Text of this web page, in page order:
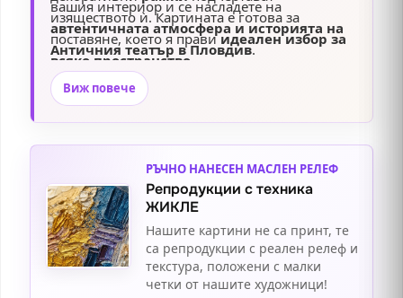
изяществото ѝ. Картината е готова за
поставяне, което я правиидеален избор за
всяко пространство.
вашия интериор и се насладете на
автентичната атмосфера и историята на
Античния театър в Пловдив.
Виж повече
РЪЧНО НАНЕСЕН МАСЛЕН РЕЛЕФ
Репродукции с техника
ЖИКЛЕ
Нашите картини не са принт, те
са репродукции с реален релеф и
текстура, положени с малки
четки от нашите художници!